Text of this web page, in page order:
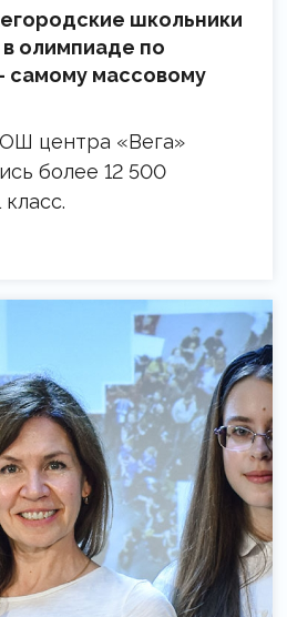
школьники
в олимпиаде по
самому массовому
центра «Вега»
более 12 500